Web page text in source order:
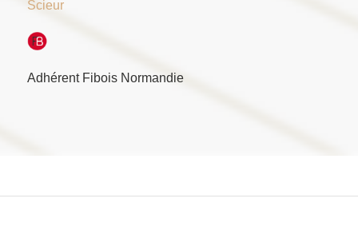
Scieur
Adhérent Fibois Normandie